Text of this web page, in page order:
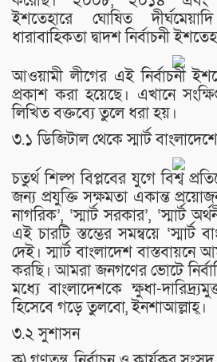
ইশতেহারে ঘোষিত
ধারাবাহিকতা দ্বাদশ নির্বাচনী
আওয়ামী লীগের এই নির্বাচনী
প্রকাশ করা হয়েছে। এখানে
লিখিত বক্তব্যে তুলে ধরা হয়।
৩.১ ডিজিটাল থেকে স্মার্ট
চতুর্থ শিল্প বিপ্লবের যুগে বিশ্ব
জন্য প্রযুক্তি সক্ষমতা একান্ত
নাগরিক’, ‘স্মার্ট সরকার’, ‘স্মার্ট
এই চারটি স্তম্ভের সমন্বয়ে ‘স্মার্ট
দেই। স্মার্ট বাংলাদেশ বাস্তবায়নে
করছি। আমরা জনগণের ভোটে
মধ্যে বাংলাদেশকে ক্ষুধা-
হিসেবে গড়ে তুলবো, ইনশাআল্লাহ্।
৩.২ সুশাসন